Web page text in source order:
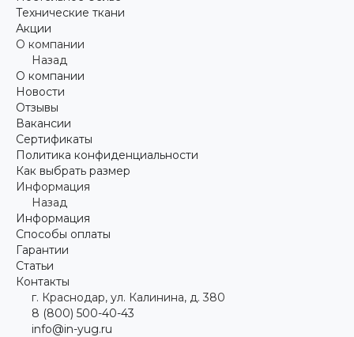
Технические ткани
Акции
О компании
Назад
О компании
Новости
Отзывы
Вакансии
Сертификаты
Политика конфиденциальности
Как выбрать размер
Информация
Назад
Информация
Способы оплаты
Гарантии
Статьи
Контакты
г. Краснодар, ул. Калинина, д. 380
8 (800) 500-40-43
info@in-yug.ru